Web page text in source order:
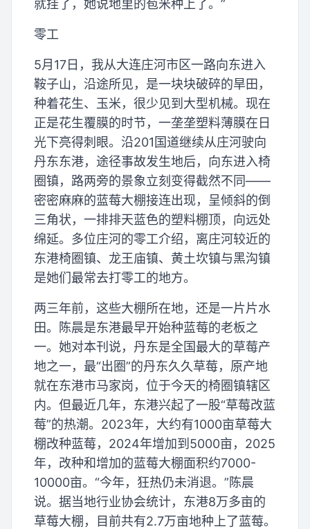
就挂了，她说地里的苞米种上了。”
零工
5月17日，我从大连庄河市区一路向东进入
鞍子山，沿途所见，是一块块破碎的旱田，
种着花生、玉米，很少见到大型机械。现在
正是花生覆膜的时节，一垄垄塑料薄膜在日
光下亮得刺眼。沿201国道继续从庄河驶向
丹东东港，途径事故发生地后，向东进入椅
圈镇，路两旁的景象立刻变得截然不同——
密密麻麻的蓝莓大棚接连出现，呈倾斜的倒
三角状，一排排天蓝色的塑料棚顶，向远处
绵延。多位庄河的零工介绍，离庄河较近的
东港椅圈镇、龙王庙镇、黄土坎镇与黑沟镇
是她们最常去打零工的地方。
两三年前，这些大棚所在地，还是一片片水
田。陈晨是东港最早开始种蓝莓的老板之
一。她对本刊说，丹东是全国最大的草莓产
地之一，最“出圈”的丹东久久草莓，原产地
就在东港市马家岗，位于今天的椅圈镇辖区
内。但最近几年，东港兴起了一股“草莓改蓝
莓”的热潮。2023年，大约有1000亩草莓大
棚改种蓝莓，2024年增加到5000亩，2025
年，改种和增加的蓝莓大棚面积约7000-
10000亩。“今年，狂热仍未消退。”陈晨
说。据当地行业协会统计，东港8万多亩的
草莓大棚，目前共有2.7万亩地种上了蓝莓。